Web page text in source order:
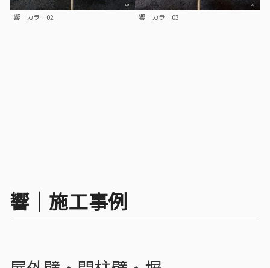
響 カラー02 響 カラー03
響｜施工事例